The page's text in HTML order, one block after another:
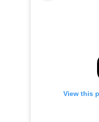
View this